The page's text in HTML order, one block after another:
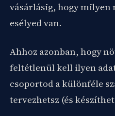
vásárlásig, hogy
esélyed van.
Ahhoz azonban, hogy
feltétlenül kell ilyen
csoportod a különféle
tervezhetsz (és